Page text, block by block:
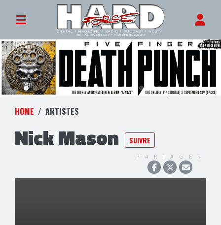
HOME ARTISTES
Nick Mason SUIVRE
PARTAGER